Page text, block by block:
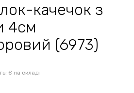
качечок з
4см
(6973)
Є на складі